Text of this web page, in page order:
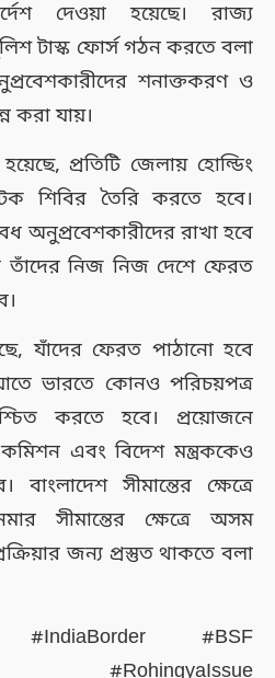
দেওয়া হয়েছে। রাজ্য
টাস্ক ফোর্স গঠন করতে বলা
শনাক্তকরণ ও
করা যায়।
প্রতিটি জেলায় হোল্ডিং
শিবির তৈরি করতে হবে।
অনুপ্রবেশকারীদের রাখা হবে
তাঁদের নিজ নিজ দেশে ফেরত
যাঁদের ফেরত পাঠানো হবে
ভারতে কোনও পরিচয়পত্র
করতে হবে। প্রয়োজনে
এবং বিদেশ মন্ত্রককেও
সীমান্তের ক্ষেত্রে
সীমান্তের ক্ষেত্রে অসম
জন্য প্রস্তুত থাকতে বলা
#IndiaBorder #BSF
#RohingyaIssue